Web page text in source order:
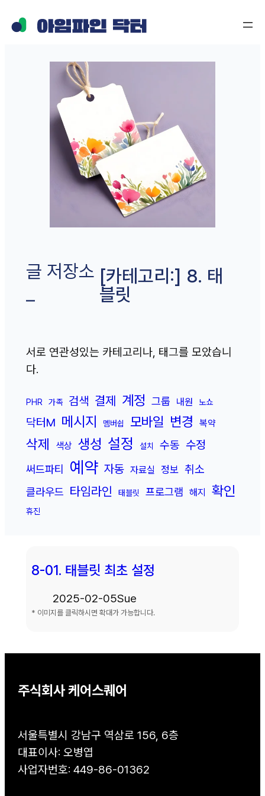
텐
글 저장소
–
[카테고리:] 8. 태
블릿
서로 연관성있는 카테고리나, 태그를 모았습니
다.
PHR 가족 검색 결제 계정 그룹 내원 노쇼
닥터M 메시지 멤버쉽 모바일 변경 복약
삭제 색상 생성 설정 설치 수동 수정
써드파티 예약 자동 자료실 정보 취소
클라우드 타임라인 태블릿 프로그램 해지 확인
휴진
8-01. 태블릿 최초 설정
2025-02-05Sue
* 이미지를 클릭하시면 확대가 가능합니다.
주식회사 케어스퀘어
서울특별시 강남구 역삼로 156, 6층
대표이사: 오병엽
사업자번호: 449-86-01362